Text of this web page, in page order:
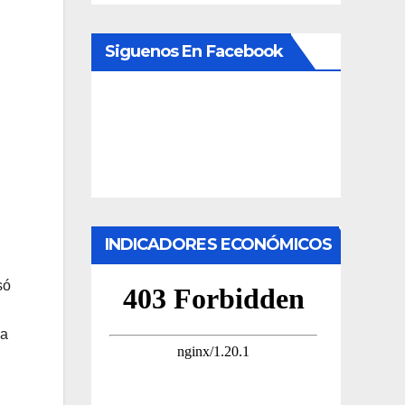
Siguenos En Facebook
INDICADORES ECONÓMICOS